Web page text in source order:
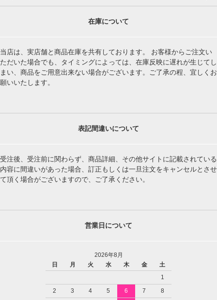
在庫について
当店は、実店舗と商品在庫を共有しております。 お客様からご注文い
ただいた場合でも、タイミングによっては、在庫反映に遅れが生じてし
まい、商品をご用意出来ない場合がございます。ご了承の程、宜しくお
願いいたします。
表記間違いについて
受注後、受注前に関わらず、商品詳細、その他サイトに記載されている
内容に間違いがあった場合、訂正もしくは一旦注文をキャンセルとさせ
て頂く場合がございますので、ご了承ください。
営業日について
2026年8月
日
月 火 水 木 金
土
1
2
3 4 5 6 7
8